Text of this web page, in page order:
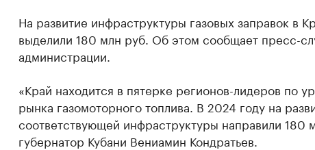
На развитие инфраструктуры газовых заправок в
выделили 180 млн руб. Об этом сообщает пресс-
администрации.
«Край находится в пятерке регионов-лидеров по
рынка газомоторного топлива. В 2024 году на
соответствующей инфраструктуры направили 180
губернатор Кубани Вениамин Кондратьев.